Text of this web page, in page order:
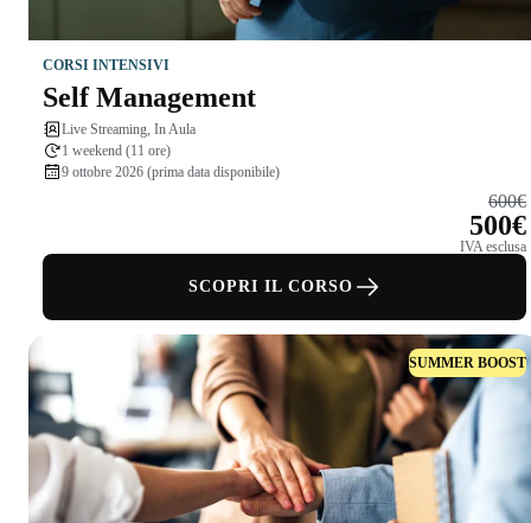
CORSI INTENSIVI
Self Management
Live Streaming, In Aula
1 weekend (11 ore)
9 ottobre 2026 (prima data disponibile)
600€
500€
IVA esclusa
SCOPRI IL CORSO
SUMMER BOOST